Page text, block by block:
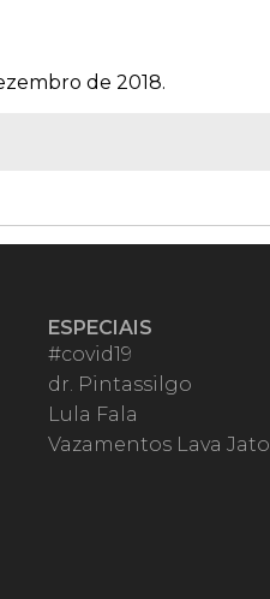
de 2018.
ESPECIAIS
#covid19
dr. Pintassilgo
Lula Fala
Vazamentos Lava Jato